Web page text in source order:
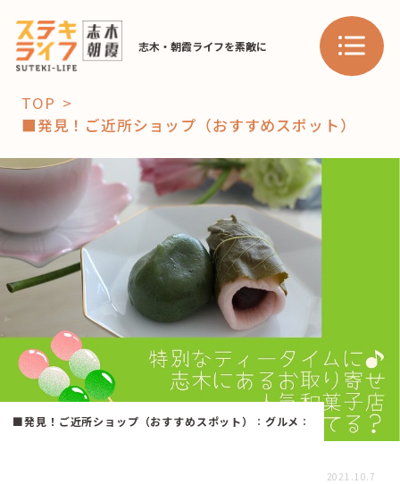
志木・朝霞ライフを素敵に
「コト」
子育て
暮らし
おすすめ
スポット 学び・教育
「場」
HAREL HAREL
活用事例
TOP
■発見！ご近所ショップ（おすすめスポット）
■発見！ご近所ショップ（おすすめスポット） ： グルメ ：
2021.10.7